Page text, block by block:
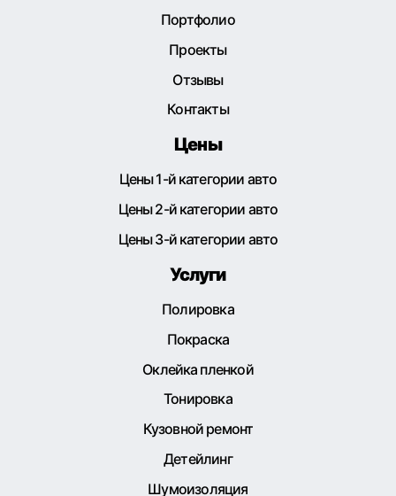
Портфолио
Проекты
Отзывы
Контакты
Цены
Цены 1-й категории авто
Цены 2-й категории авто
Цены 3-й категории авто
Услуги
Полировка
Покраска
Оклейка пленкой
Тонировка
Кузовной ремонт
Детейлинг
Шумоизоляция